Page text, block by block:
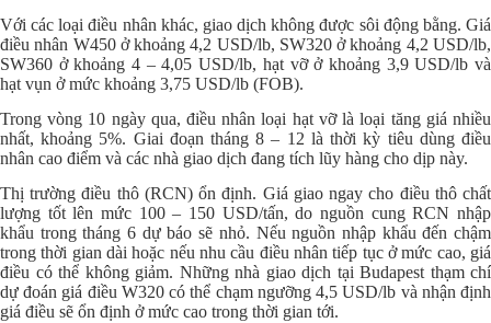
Với các loại điều nhân khác, giao dịch không được sôi động bằng. Giá
điều nhân W450 ở khoảng 4,2 USD/lb, SW320 ở khoảng 4,2 USD/lb,
SW360 ở khoảng 4 – 4,05 USD/lb, hạt vỡ ở khoảng 3,9 USD/lb và
hạt vụn ở mức khoảng 3,75 USD/lb (FOB).
Trong vòng 10 ngày qua, điều nhân loại hạt vỡ là loại tăng giá nhiều
nhất, khoảng 5%. Giai đoạn tháng 8 – 12 là thời kỳ tiêu dùng điều
nhân cao điểm và các nhà giao dịch đang tích lũy hàng cho dịp này.
Thị trường điều thô (RCN) ổn định. Giá giao ngay cho điều thô chất
lượng tốt lên mức 100 – 150 USD/tấn, do nguồn cung RCN nhập
khẩu trong tháng 6 dự báo sẽ nhỏ. Nếu nguồn nhập khẩu đến chậm
trong thời gian dài hoặc nếu nhu cầu điều nhân tiếp tục ở mức cao, giá
điều có thể không giảm. Những nhà giao dịch tại Budapest thạm chí
dự đoán giá điều W320 có thể chạm ngưỡng 4,5 USD/lb và nhận định
giá điều sẽ ổn định ở mức cao trong thời gian tới.